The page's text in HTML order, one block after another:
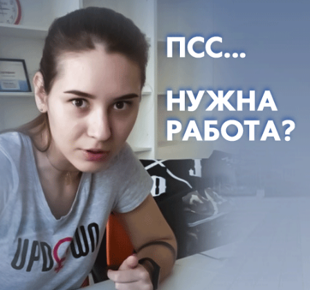
вчера в 20:32
Общество
Администрация Волжского
опубликовала памятку о действиях при
сигнале «Ракетная опасность»
В укратие пойдем?